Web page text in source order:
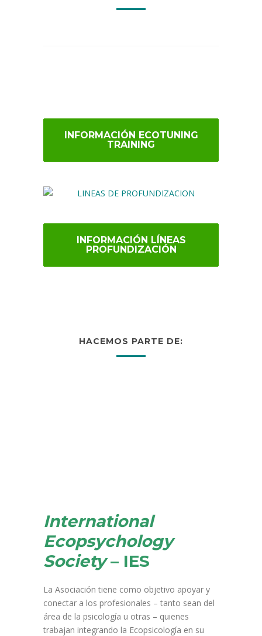
INFORMACIÓN ECOTUNING
TRAINING
INFORMACIÓN LÍNEAS
PROFUNDIZACIÓN
HACEMOS PARTE DE:
International
Ecopsychology
Society– IES
La Asociación tiene como objetivo apoyar y
conectar a los profesionales – tanto sean del
área de la psicología u otras – quienes
trabajan integrando la Ecopsicología en su